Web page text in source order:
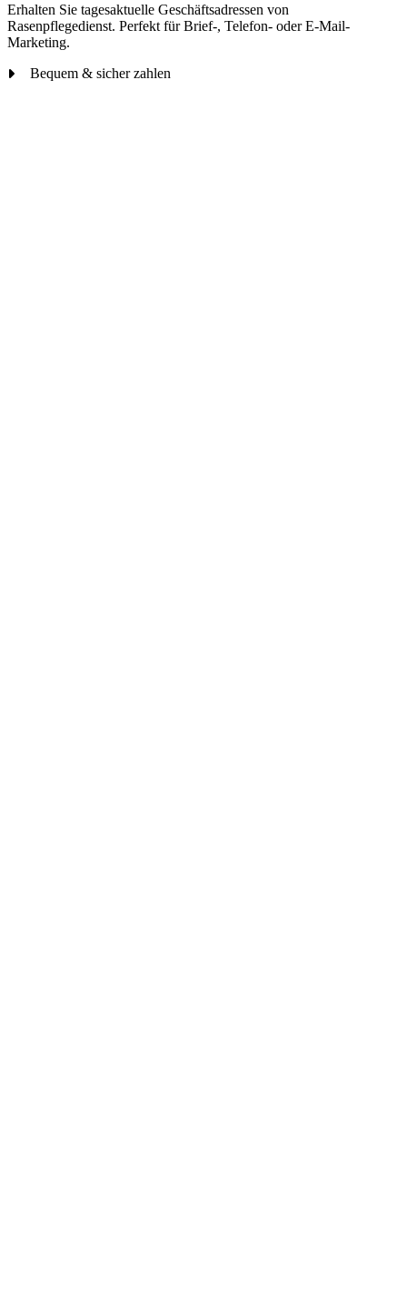
Erhalten Sie tagesaktuelle Geschäftsadressen von
Rasenpflegedienst. Perfekt für Brief-, Telefon- oder E-Mail-
Marketing.
Bequem & sicher zahlen